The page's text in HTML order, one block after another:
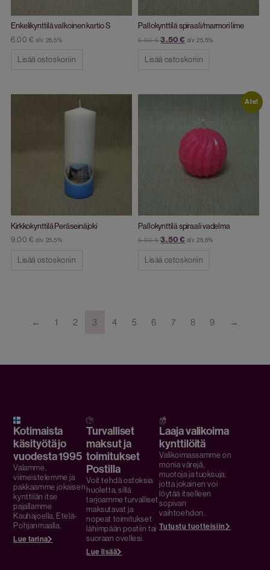
Enkelikynttilä valkoinen kartio S
6.00 € alv 25,5%
Lisää ostoskoriin
Pallokynttilä spiraali/marmori lime
6.00€ 3.50€ alv 25,5%
Lisää ostoskoriin
Kirkkokynttilä Peräseinäjoki
9.00 € alv 25,5%
Lisää ostoskoriin
Ale!
Pallokynttilä spiraali vadelma
6.00€ 3.50€ alv 25,5%
Lisää ostoskoriin
← 1 2 3 4 5 6 7 8 9 →
Kotimaista
käsityötä jo
vuodesta 1995
Valamme,
viimeistelemme ja
pakkaamme jokaisen
kynttilän itse
pajallamme
Kauhajoella, Etelä-
Pohjanmaalla.
Lue tarina
Turvalliset
maksut ja
toimitukset
Postilla
Voit tehdä ostoksia
huoletta, sillä
tarjoamme turvalliset
maksutavat ja
nopeat toimitukset
lähimpään postiin tai
suoraan ovellesi.
Lue lisää
Laaja valikoima
kynttilöitä
Valikoimassamme on
monia värejä,
muotoja ja tuoksuja,
jotta jokainen voi
löytää itselleen
sopivan
vaihtoehdon.
Tutustu tuotteisiin